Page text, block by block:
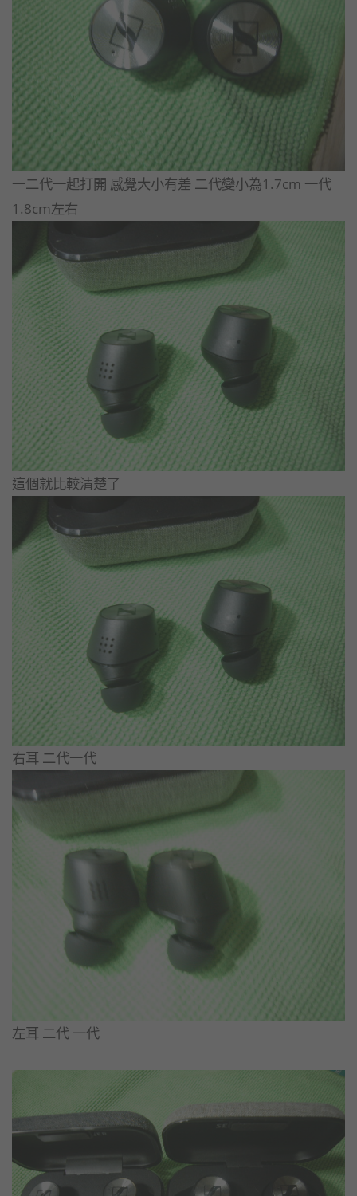
​一二代一起打開 感覺大小有差 二代變小為1.7cm 一代
1.8cm左右
這個就比較清楚了
右耳 二代一代
​左耳 二代 一代